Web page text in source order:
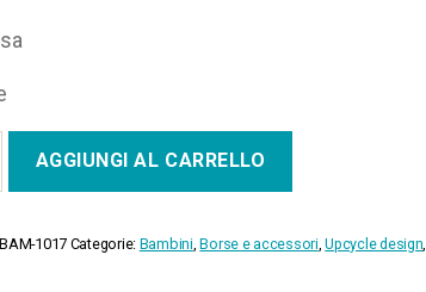
AGGIUNGI AL CARRELLO
1017Categorie: Bambini,Borse e accessori,Upcycle design,